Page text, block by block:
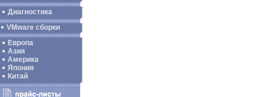
Диагностика
VMware сборки
Европа
Азия
Америка
Япония
Китай